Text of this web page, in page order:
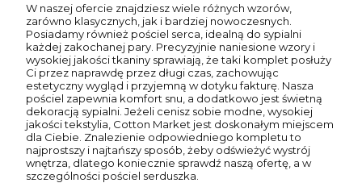
W naszej ofercie znajdziesz wiele różnych wzorów,
zarówno klasycznych, jak i bardziej nowoczesnych.
Posiadamy również pościel serca, idealną do sypialni
każdej zakochanej pary. Precyzyjnie naniesione wzory i
wysokiej jakości tkaniny sprawiają, że taki komplet posłuży
Ci przez naprawdę przez długi czas, zachowując
estetyczny wygląd i przyjemną w dotyku fakturę. Nasza
pościel zapewnia komfort snu, a dodatkowo jest świetną
dekoracją sypialni. Jeżeli cenisz sobie modne, wysokiej
jakości tekstylia, Cotton Market jest doskonałym miejscem
dla Ciebie. Znalezienie odpowiedniego kompletu to
najprostszy i najtańszy sposób, żeby odświeżyć wystrój
wnętrza, dlatego koniecznie sprawdź naszą ofertę, a w
szczególności pościel serduszka.